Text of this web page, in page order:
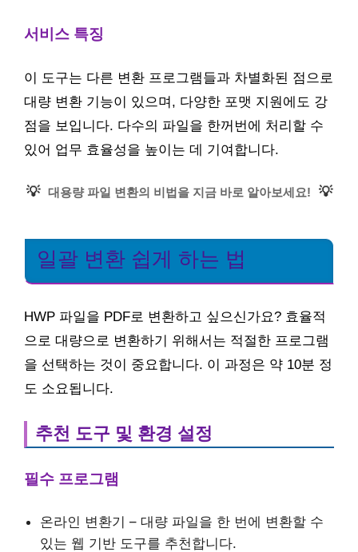
서비스 특징
이 도구는 다른 변환 프로그램들과 차별화된 점으로
대량 변환 기능이 있으며, 다양한 포맷 지원에도 강
점을 보입니다. 다수의 파일을 한꺼번에 처리할 수
있어 업무 효율성을 높이는 데 기여합니다.
💡 대용량 파일 변환의 비법을 지금 바로 알아보세요! 💡
일괄 변환 쉽게 하는 법
HWP 파일을 PDF로 변환하고 싶으신가요? 효율적
으로 대량으로 변환하기 위해서는 적절한 프로그램
을 선택하는 것이 중요합니다. 이 과정은 약 10분 정
도 소요됩니다.
추천 도구 및 환경 설정
필수 프로그램
온라인 변환기 – 대량 파일을 한 번에 변환할 수
있는 웹 기반 도구를 추천합니다.